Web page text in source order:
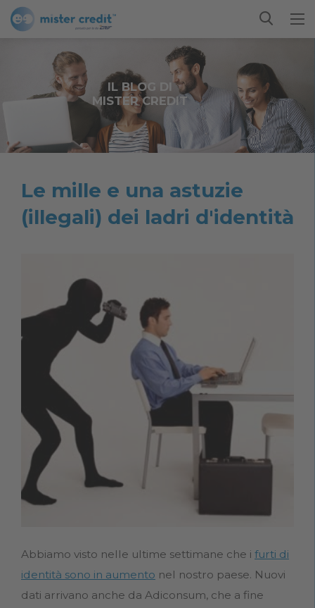
IL BLOG DI
MISTER CREDIT
Le mille e una astuzie
(illegali) dei ladri d'identità
Abbiamo visto nelle ultime settimane che i furti di
identità sono in aumento nel nostro paese. Nuovi
dati arrivano anche da Adiconsum, che a fine